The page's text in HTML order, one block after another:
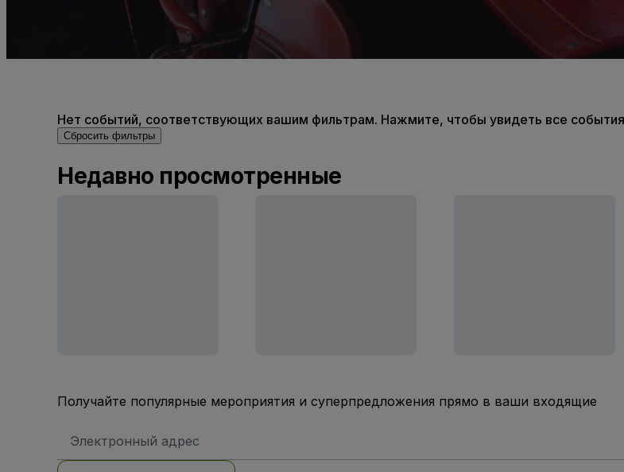
Нет событий, соответствующих вашим фильтрам. Нажмите, чтобы увидеть все
Сбросить фильтры
Недавно просмотренные
Получайте популярные мероприятия и суперпредложения прямо в ваши входящие
электронной